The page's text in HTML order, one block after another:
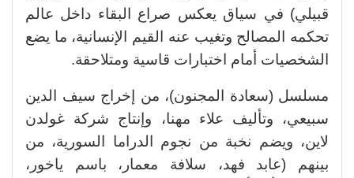
قبيلي) في سياق يعكس صراع البقاء داخل عالم
تحكمه المصالح وتغيب عنه القيم الإنسانية، ما يضع
الشخصيات أمام اختبارات قاسية ومتلاحقة.
مسلسل (سعادة المجنون)، من إخراج سيف الدين
سبيعي، وتأليف علاء مهنا، وإنتاج شركة غولدن
لاين، ويضم نخبة من نجوم الدراما السورية، من
بينهم (عابد فهد، سلافة معمار، باسم ياخور،